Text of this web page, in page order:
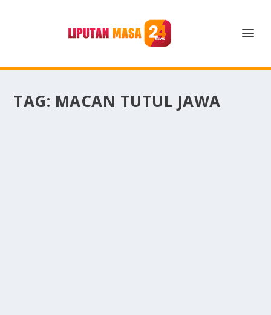
TAG: MACAN TUTUL JAWA